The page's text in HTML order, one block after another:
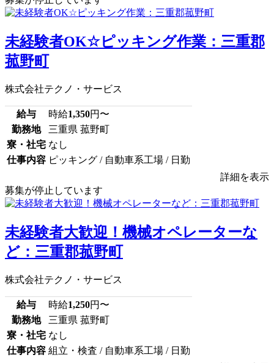
未経験者OK☆ピッキング作業：三重郡
菰野町
株式会社テクノ・サービス
給与 時給1,350円〜
勤務地
三重県 菰野町
寮・社宅 なし
仕事内容 ピッキング / 自動車系工場 / 日勤
詳細を表示
募集が停止しています
未経験者大歓迎！機械オペレーターな
ど：三重郡菰野町
株式会社テクノ・サービス
給与 時給1,250円〜
勤務地
三重県 菰野町
寮・社宅 なし
仕事内容 組立・検査 / 自動車系工場 / 日勤